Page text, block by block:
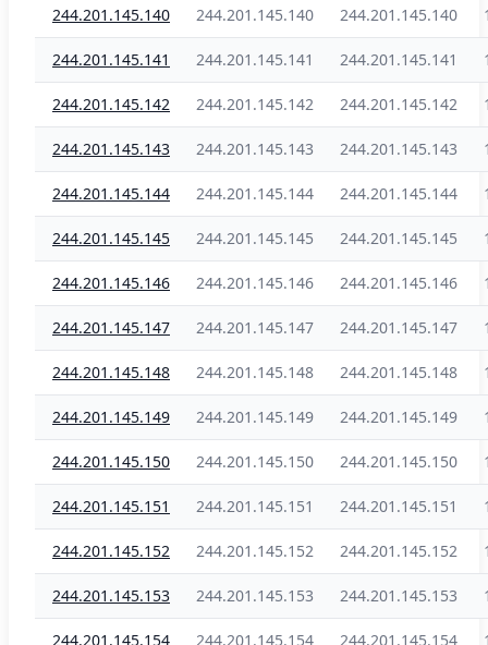
244.201.145.140 244.201.145.140 244.201.145.140
244.201.145.141 244.201.145.141 244.201.145.141
244.201.145.142 244.201.145.142 244.201.145.142
244.201.145.143 244.201.145.143 244.201.145.143
244.201.145.144 244.201.145.144 244.201.145.144
244.201.145.145 244.201.145.145 244.201.145.145
244.201.145.146 244.201.145.146 244.201.145.146
244.201.145.147 244.201.145.147 244.201.145.147
244.201.145.148 244.201.145.148 244.201.145.148
244.201.145.149 244.201.145.149 244.201.145.149
244.201.145.150 244.201.145.150 244.201.145.150
244.201.145.151 244.201.145.151 244.201.145.151
244.201.145.152 244.201.145.152 244.201.145.152
244.201.145.153 244.201.145.153 244.201.145.153
244.201.145.154 244.201.145.154 244.201.145.154